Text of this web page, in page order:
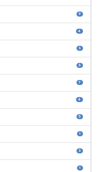
9
4
3
6
7
4
5
1
3
1